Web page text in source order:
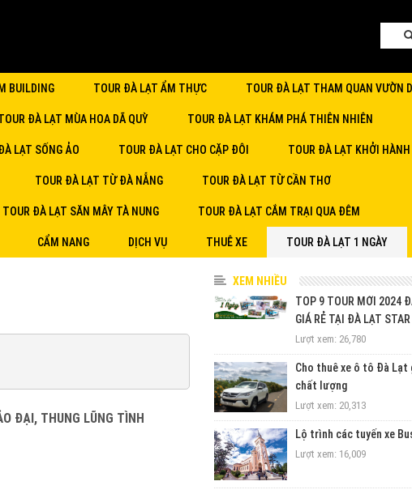
BUILDING TOUR ĐÀ LẠT ẨM THỰC TOUR ĐÀ LẠT THAM QUAN VƯỜN
ĐÀ LẠT MÙA HOA DÃ QUỲ TOUR ĐÀ LẠT KHÁM PHÁ THIÊN NHIÊN
LẠT SỐNG ẢO TOUR ĐÀ LẠT CHO CẶP ĐÔI TOUR ĐÀ LẠT KHỞI HÀNH
TOUR ĐÀ LẠT TỪ ĐÀ NẴNG TOUR ĐÀ LẠT TỪ CẦN THƠ
TOUR ĐÀ LẠT SĂN MÂY TÀ NUNG TOUR ĐÀ LẠT CẮM TRẠI QUA ĐÊM
CẨM NANG DỊCH VỤ THUÊ XE TOUR ĐÀ LẠT 1 NGÀY
ĐẠI, THUNG LŨNG TÌNH
XEM NHIỀU
TOP 9 TOUR MỚI 2024
GIÁ RẺ TẠI ĐÀ LẠT
Lượt xem: 26,780
Cho thuê xe ô tô Đà Lạt
chất lượng
Lượt xem: 20,313
Lộ trình các tuyến xe
Lượt xem: 16,009